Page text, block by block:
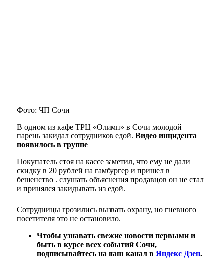
Фото: ЧП Сочи
В одном из кафе ТРЦ «Олимп» в Сочи молодой
парень закидал сотрудников едой. Видео инцидента
появилось в группе
Покупатель стоя на кассе заметил, что ему не дали
скидку в 20 рублей на гамбургер и пришел в
бешенство . слушать объяснения продавцов он не стал
и принялся закидывать из едой.
Сотрудницы грозились вызвать охрану, но гневного
посетителя это не остановило.
Чтобы узнавать свежие новости первыми и
быть в курсе всех событий Сочи,
подписывайтесь на наш канал в Яндекс Дзен.